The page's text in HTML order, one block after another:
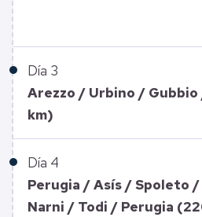
Día 3
Arezzo / Urbino /
km)
Día 4
Perugia / Asís / Spoleto
Narni / Todi / Perugia